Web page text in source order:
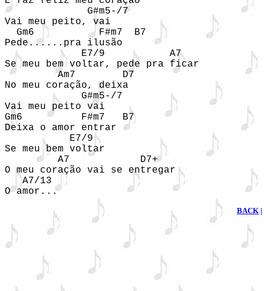
              G#m5-/7
Vai meu peito, vai
  Gm6           F#m7  B7
Pede......pra ilusão
             E7/9           A7
Se meu bem voltar, pede pra ficar
         Am7        D7
No meu coração, deixa
             G#m5-/7
Vai meu peito vai
Gm6          F#m7   B7
Deixa o amor entrar
           E7/9
Se meu bem voltar
         A7            D7+
O meu coração vai se entregar
   A7/13
BACK |